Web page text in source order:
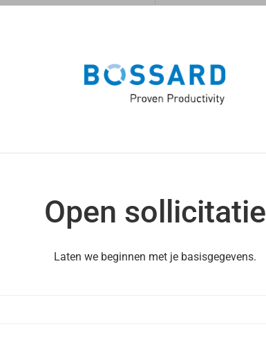
Open sollicitatie
Laten we beginnen met je basisgegevens.